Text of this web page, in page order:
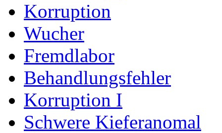
Korruption
Wucher
Fremdlabor
Behandlungsfehler
Korruption I
Schwere Kieferanomal